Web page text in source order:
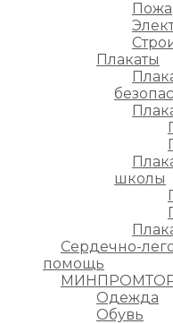
Плакаты
школы
Сердечно-
помощь
Одежда
Обувь